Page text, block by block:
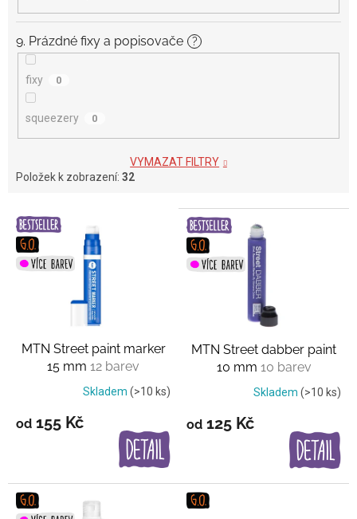
9. Prázdné fixy a popisovače ?
fixy 0
squeezery 0
VYMAZAT FILTRY
Položek k zobrazení: 32
V
p
ů
MTN Street paint marker
15 mm 12 barev
Skladem (>10 ks)
od 155 Kč
MTN Street dabber paint
10 mm 10 barev
Skladem (>10 ks)
od 125 Kč